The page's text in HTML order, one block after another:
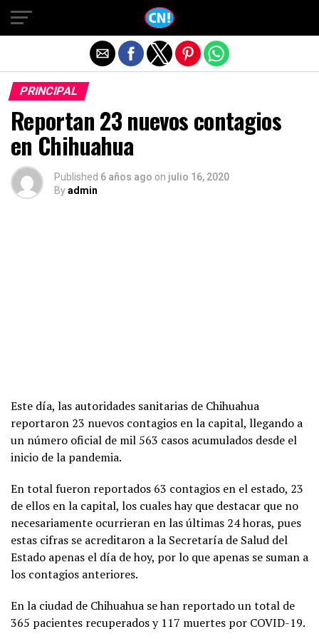
PRINCIPAL
Reportan 23 nuevos contagios
en Chihuahua
Published 6 años ago on julio 16, 2020
Byadmin
Este día, las autoridades sanitarias de Chihuahua
reportaron 23 nuevos contagios en la capital, llegando a
un número oficial de mil 563 casos acumulados desde el
inicio de la pandemia.
En total fueron reportados 63 contagios en el estado, 23
de ellos en la capital, los cuales hay que destacar que no
necesariamente ocurrieran en las últimas 24 horas, pues
estas cifras se acreditaron a la Secretaría de Salud del
Estado apenas el día de hoy, por lo que apenas se suman a
los contagios anteriores.
En la ciudad de Chihuahua se han reportado un total de
365 pacientes recuperados y 117 muertes por COVID-19.
Salir de la versión móvil